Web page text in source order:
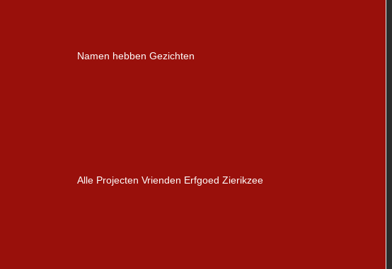
Namen hebben Gezichten
Alle Projecten Vrienden Erfgoed Zierikzee